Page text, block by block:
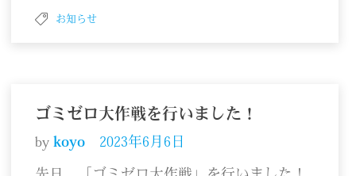
お知らせ
ゴミゼロ大作戦を行いました！
by koyo 2023年6月6日